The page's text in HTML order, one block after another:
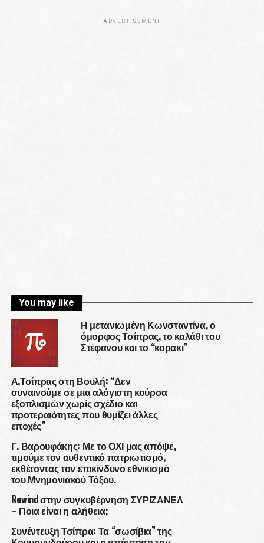
ADVERTISEMENT
You may like
Η μετανιωμένη Κωνσταντίνα, ο
όμορφος Τσίπρας, το καλάθι του
Στέφανου και το “κορακι”
Α.Τσίπρας στη Βουλή: “Δεν
συναινούμε σε μια αλόγιστη κούρσα
εξοπλισμών χωρίς σχέδιο και
προτεραιότητες που θυμίζει άλλες
εποχές”
Γ. Βαρουφάκης: Με το ΟΧΙ μας απόψε,
τιμούμε τον αυθεντικό πατριωτισμό,
εκθέτοντας τον επικίνδυνο εθνικισμό
του Μνημονιακού Τόξου.
Rewind στην συγκυβέρνηση ΣΥΡΙΖΑΝΕΛ
– Ποια είναι η αλήθεια;
Συνέντευξη Τσίπρα: Τα “σωσίβια” της